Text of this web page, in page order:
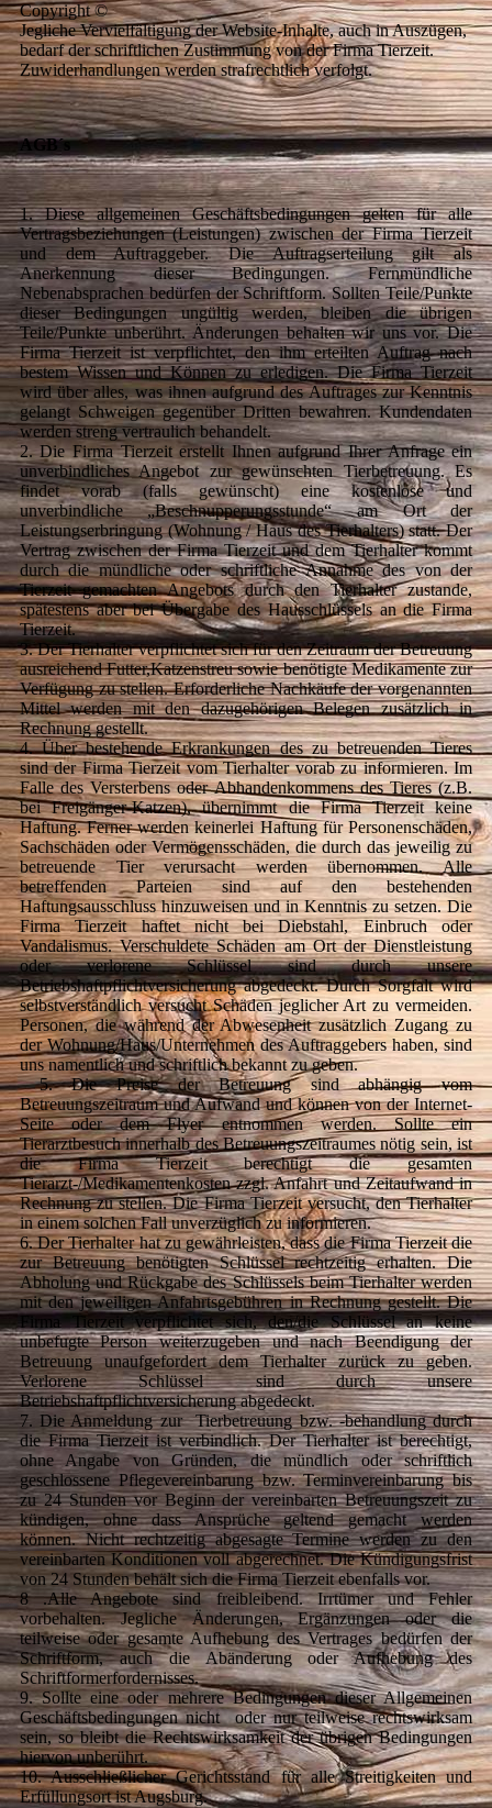
Copyright ©
Jegliche Vervielfältigung der Website-Inhalte, auch in Auszügen,
bedarf der schriftlichen Zustimmung von der Firma Tierzeit.
Zuwiderhandlungen werden strafrechtlich verfolgt.
AGB´s
1. Diese allgemeinen Geschäftsbedingungen gelten für alle
Vertragsbeziehungen (Leistungen) zwischen der Firma Tierzeit
und dem Auftraggeber. Die Auftragserteilung gilt als
Anerkennung dieser Bedingungen. Fernmündliche
Nebenabsprachen bedürfen der Schriftform. Sollten Teile/Punkte
dieser Bedingungen ungültig werden, bleiben die übrigen
Teile/Punkte unberührt. Änderungen behalten wir uns vor. Die
Firma Tierzeit ist verpflichtet, den ihm erteilten Auftrag nach
bestem Wissen und Können zu erledigen. Die Firma Tierzeit
wird über alles, was ihnen aufgrund des Auftrages zur Kenntnis
gelangt Schweigen gegenüber Dritten bewahren. Kundendaten
werden streng vertraulich behandelt.
2. Die Firma Tierzeit erstellt Ihnen aufgrund Ihrer Anfrage ein
unverbindliches Angebot zur gewünschten Tierbetreuung. Es
findet vorab (falls gewünscht) eine kostenlose und
unverbindliche „Beschnupperungsstunde“ am Ort der
Leistungserbringung (Wohnung / Haus des Tierhalters) statt. Der
Vertrag zwischen der Firma Tierzeit und dem Tierhalter kommt
durch die mündliche oder schriftliche Annahme des von der
Tierzeit gemachten Angebots durch den Tierhalter zustande,
spätestens aber bei Übergabe des Hausschlüssels an die Firma
Tierzeit.
3. Der Tierhalter verpflichtet sich für den Zeitraum der Betreuung
ausreichend Futter,Katzenstreu sowie benötigte Medikamente zur
Verfügung zu stellen. Erforderliche Nachkäufe der vorgenannten
Mittel werden mit den dazugehörigen Belegen zusätzlich in
Rechnung gestellt.
4. Über bestehende Erkrankungen des zu betreuenden Tieres
sind der Firma Tierzeit vom Tierhalter vorab zu informieren. Im
Falle des Versterbens oder Abhandenkommens des Tieres (z.B.
bei Freigänger-Katzen), übernimmt die Firma Tierzeit keine
Haftung. Ferner werden keinerlei Haftung für Personenschäden,
Sachschäden oder Vermögensschäden, die durch das jeweilig zu
betreuende Tier verursacht werden übernommen. Alle
betreffenden Parteien sind auf den bestehenden
Haftungsausschluss hinzuweisen und in Kenntnis zu setzen. Die
Firma Tierzeit haftet nicht bei Diebstahl, Einbruch oder
Vandalismus. Verschuldete Schäden am Ort der Dienstleistung
oder verlorene Schlüssel sind durch unsere
Betriebshaftpflichtversicherung abgedeckt. Durch Sorgfalt wird
selbstverständlich versucht Schäden jeglicher Art zu vermeiden.
Personen, die während der Abwesenheit zusätzlich Zugang zu
der Wohnung/Haus/Unternehmen des Auftraggebers haben, sind
uns namentlich und schriftlich bekannt zu geben.
5. Die Preise der Betreuung sind abhängig vom
Betreuungszeitraum und Aufwand und können von der Internet-
Seite oder dem Flyer entnommen werden. Sollte ein
Tierarztbesuch innerhalb des Betreuungszeitraumes nötig sein, ist
die Firma Tierzeit berechtigt die gesamten
Tierarzt-/Medikamentenkosten zzgl. Anfahrt und Zeitaufwand in
Rechnung zu stellen. Die Firma Tierzeit versucht, den Tierhalter
in einem solchen Fall unverzüglich zu informieren.
6. Der Tierhalter hat zu gewährleisten, dass die Firma Tierzeit die
zur Betreuung benötigten Schlüssel rechtzeitig erhalten. Die
Abholung und Rückgabe des Schlüssels beim Tierhalter werden
mit den jeweiligen Anfahrtsgebühren in Rechnung gestellt. Die
Firma Tierzeit verpflichtet sich, den/die Schlüssel an keine
unbefugte Person weiterzugeben und nach Beendigung der
Betreuung unaufgefordert dem Tierhalter zurück zu geben.
Verlorene Schlüssel sind durch unsere
Betriebshaftpflichtversicherung abgedeckt.
7. Die Anmeldung zur Tierbetreuung bzw. -behandlung durch
die Firma Tierzeit ist verbindlich. Der Tierhalter ist berechtigt,
ohne Angabe von Gründen, die mündlich oder schriftlich
geschlossene Pflegevereinbarung bzw. Terminvereinbarung bis
zu 24 Stunden vor Beginn der vereinbarten Betreuungszeit zu
kündigen, ohne dass Ansprüche geltend gemacht werden
können. Nicht rechtzeitig abgesagte Termine werden zu den
vereinbarten Konditionen voll abgerechnet. Die Kündigungsfrist
von 24 Stunden behält sich die Firma Tierzeit ebenfalls vor.
8 .Alle Angebote sind freibleibend. Irrtümer und Fehler
vorbehalten. Jegliche Änderungen, Ergänzungen oder die
teilweise oder gesamte Aufhebung des Vertrages bedürfen der
Schriftform, auch die Abänderung oder Aufhebung des
Schriftformerfordernisses.
9. Sollte eine oder mehrere Bedingungen dieser Allgemeinen
Geschäftsbedingungen nicht oder nur teilweise rechtswirksam
sein, so bleibt die Rechtswirksamkeit der übrigen Bedingungen
hiervon unberührt.
10. Ausschließlicher Gerichtsstand für alle Streitigkeiten und
Erfüllungsort ist Augsburg.